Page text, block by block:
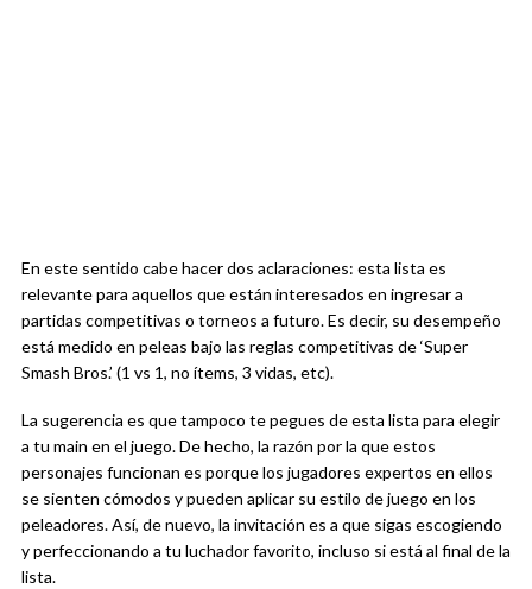
En este sentido cabe hacer dos aclaraciones: esta lista es
relevante para aquellos que están interesados en ingresar a
partidas competitivas o torneos a futuro. Es decir, su desempeño
está medido en peleas bajo las reglas competitivas de ‘Super
Smash Bros.’ (1 vs 1, no ítems, 3 vidas, etc).
La sugerencia es que tampoco te pegues de esta lista para elegir
a tu main en el juego. De hecho, la razón por la que estos
personajes funcionan es porque los jugadores expertos en ellos
se sienten cómodos y pueden aplicar su estilo de juego en los
peleadores. Así, de nuevo, la invitación es a que sigas escogiendo
y perfeccionando a tu luchador favorito, incluso si está al final de la
lista.